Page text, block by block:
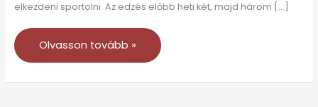
elkezdeni sportolni. Az edzés előbb heti két, majd három […]
Olvasson tovább »